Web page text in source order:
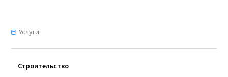
Услуги
Cтроительство